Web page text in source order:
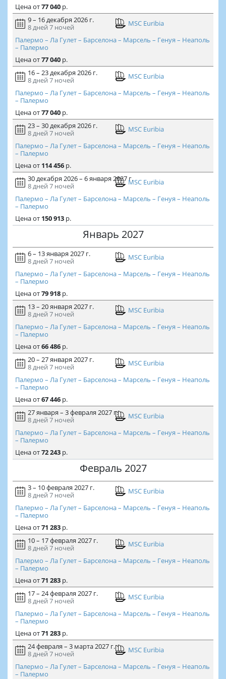
Ценаот77 040р.
9 – 16 декабря 2026 г.
8 дней 7 ночей
MSC Euribia
Палермо – Ла Гулет – Барселона – Марсель – Генуя – Неаполь
– Палермо
Ценаот77 040р.
16 – 23 декабря 2026 г.
8 дней 7 ночей
MSC Euribia
Палермо – Ла Гулет – Барселона – Марсель – Генуя – Неаполь
– Палермо
Ценаот77 040р.
23 – 30 декабря 2026 г.
8 дней 7 ночей
MSC Euribia
Палермо – Ла Гулет – Барселона – Марсель – Генуя – Неаполь
– Палермо
Ценаот 114 456р.
30 декабря 2026 – 6 января 2027 г.
8 дней 7 ночей
MSC Euribia
Палермо – Ла Гулет – Барселона – Марсель – Генуя – Неаполь
– Палермо
Ценаот 150 913р.
Январь 2027
6 – 13 января 2027 г.
8 дней 7 ночей
MSC Euribia
Палермо – Ла Гулет – Барселона – Марсель – Генуя – Неаполь
– Палермо
Ценаот79 918р.
13 – 20 января 2027 г.
8 дней 7 ночей
MSC Euribia
Палермо – Ла Гулет – Барселона – Марсель – Генуя – Неаполь
– Палермо
Ценаот66 486р.
20 – 27 января 2027 г.
8 дней 7 ночей
MSC Euribia
Палермо – Ла Гулет – Барселона – Марсель – Генуя – Неаполь
– Палермо
Ценаот67 446р.
27 января – 3 февраля 2027 г.
8 дней 7 ночей
MSC Euribia
Палермо – Ла Гулет – Барселона – Марсель – Генуя – Неаполь
– Палермо
Ценаот72 243р.
Февраль 2027
3 – 10 февраля 2027 г.
8 дней 7 ночей
MSC Euribia
Палермо – Ла Гулет – Барселона – Марсель – Генуя – Неаполь
– Палермо
Ценаот71 283р.
10 – 17 февраля 2027 г.
8 дней 7 ночей
MSC Euribia
Палермо – Ла Гулет – Барселона – Марсель – Генуя – Неаполь
– Палермо
Ценаот71 283р.
17 – 24 февраля 2027 г.
8 дней 7 ночей
MSC Euribia
Палермо – Ла Гулет – Барселона – Марсель – Генуя – Неаполь
– Палермо
Ценаот71 283р.
24 февраля – 3 марта 2027 г.
8 дней 7 ночей
MSC Euribia
Палермо – Ла Гулет – Барселона – Марсель – Генуя – Неаполь
– Палермо